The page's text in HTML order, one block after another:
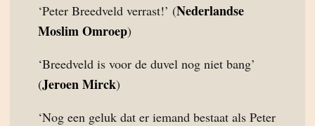
‘Peter Breedveld verrast!’ (Nederlandse
Moslim Omroep)
‘Breedveld is voor de duvel nog niet bang’
(Jeroen Mirck)
‘Nog een geluk dat er iemand bestaat als Peter